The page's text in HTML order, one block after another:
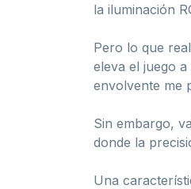
la iluminación
Pero lo que
eleva el juego
envolvente me
Sin embargo,
donde la
Una